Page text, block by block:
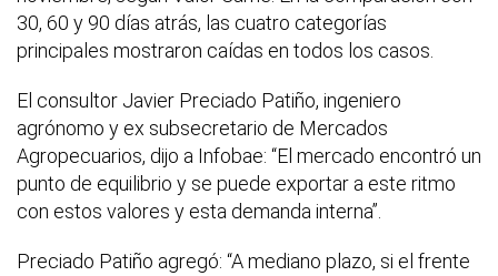
30, 60 y 90 días atrás, las cuatro categorías
principales mostraron caídas en todos los casos.
El consultor Javier Preciado Patiño, ingeniero
agrónomo y ex subsecretario de Mercados
Agropecuarios, dijo a Infobae: “El mercado encontró un
punto de equilibrio y se puede exportar a este ritmo
con estos valores y esta demanda interna”.
Preciado Patiño agregó: “A mediano plazo, si el frente